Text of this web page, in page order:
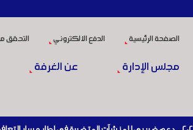
الصفحة الرئيسية الدفع الالكتروني التحقق
مجلس الإدارة عن الغرفة